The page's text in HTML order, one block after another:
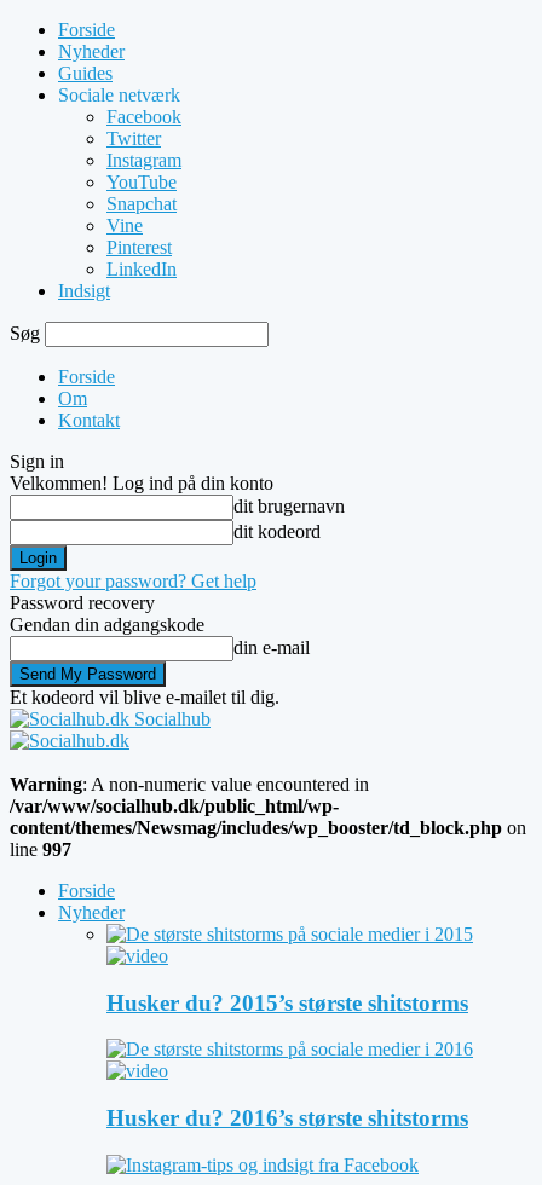
Forside
Nyheder
Guides
Sociale netværk
Facebook
Twitter
Instagram
YouTube
Snapchat
Vine
Pinterest
LinkedIn
Indsigt
Søg
Forside
Om
Kontakt
Sign in
Velkommen! Log ind på din konto
dit brugernavn
dit kodeord
Forgot your password? Get help
Password recovery
Gendan din adgangskode
din e-mail
Et kodeord vil blive e-mailet til dig.
Socialhub
Warning: A non-numeric value encountered in
/var/www/socialhub.dk/public_html/wp-
content/themes/Newsmag/includes/wp_booster/td_block.php on
line 997
Forside
Nyheder
Husker du? 2015’s største shitstorms
Husker du? 2016’s største shitstorms